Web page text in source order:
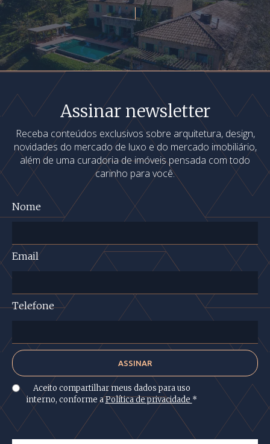
Assinar newsletter
Receba conteúdos exclusivos sobre arquitetura, design,
novidades do mercado de luxo e do mercado imobiliário,
além de uma curadoria de imóveis pensada com todo
carinho para você.
Nome
Email
Telefone
Aceito compartilhar meus dados para uso
interno, conforme aPolítica de privacidade *